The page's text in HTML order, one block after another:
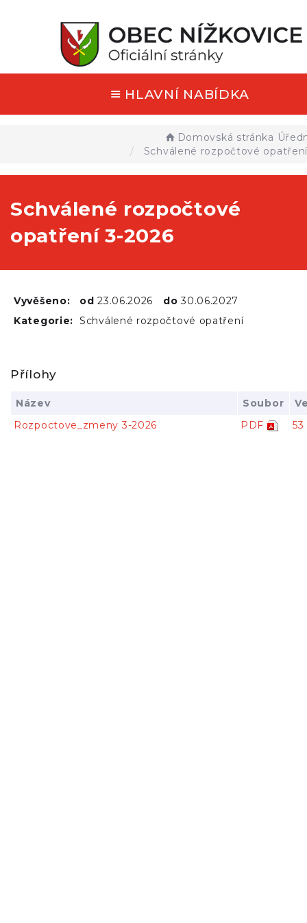
HLAVNÍ NABÍDKA
Domovská stránka
Schválené rozpočtové
Schválené rozpočtové
opatření 3-2026
Vyvěšeno: od23.06.2026 do30.06.2027
Kategorie: Schválené rozpočtové opatření
Přílohy
Název Soubor
Rozpoctove_zmeny 3-2026
PDF